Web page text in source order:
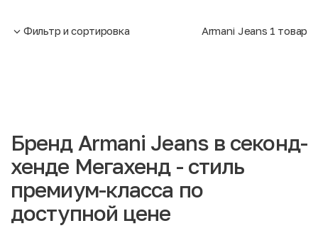
Фильтр и сортировка Armani Jeans 1 товар
Бренд Armani Jeans в секонд-
хенде Мегахенд - стиль
премиум-класса по
доступной цене